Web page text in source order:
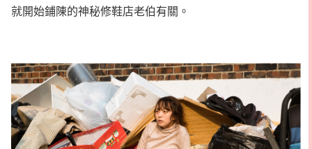
就開始鋪陳的神秘修鞋店老伯有關。